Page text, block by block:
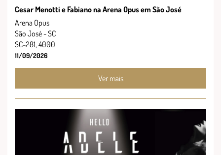
Cesar Menotti e Fabiano na Arena Opus em São José
Arena Opus
São José - SC
SC-281, 4000
11/09/2026
Ver mais